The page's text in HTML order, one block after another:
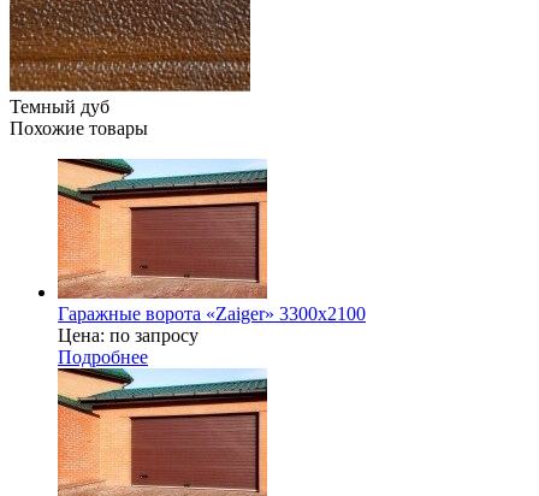
Темный дуб
Похожие товары
Гаражные ворота «Zaiger» 3300х2100
Цена: по запросу
Подробнее